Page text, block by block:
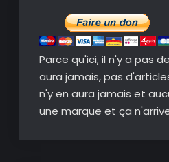
Parce qu'ici, il n'y a pas
aura jamais, pas
n'y en aura jamais et
une marque et ça